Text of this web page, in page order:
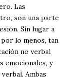
Las
son una parte
Sin lugar a
por lo menos, tan
no verbal
emocionales, y
Ambas